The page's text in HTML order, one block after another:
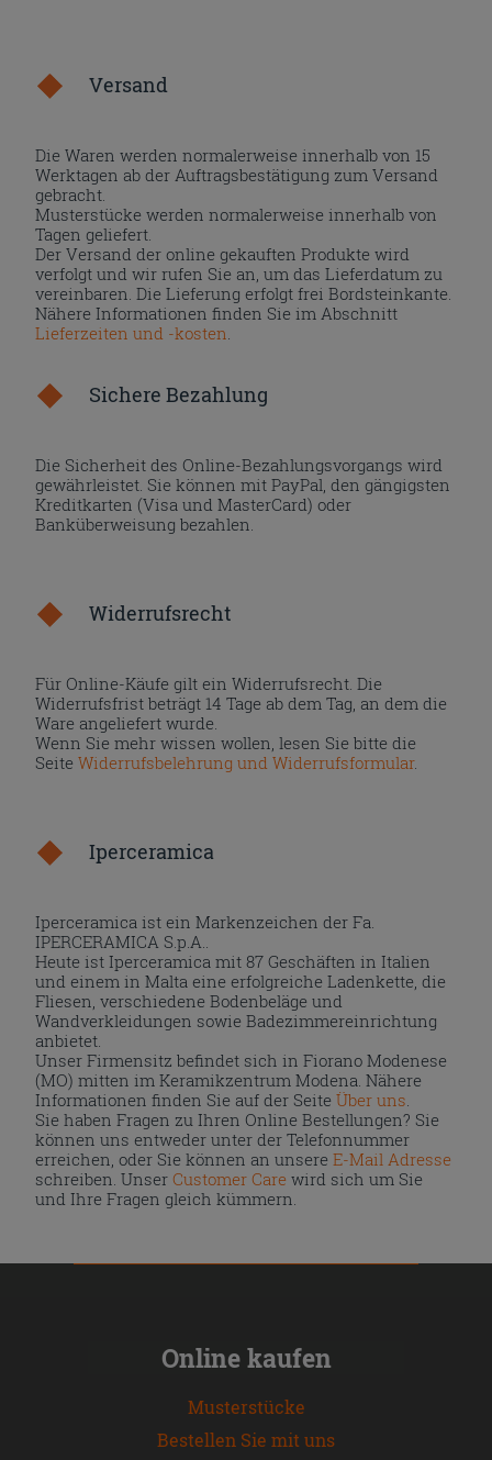
Versand
Die Waren werden normalerweise innerhalb von 15
Werktagen ab der Auftragsbestätigung zum Versand
gebracht.
Musterstücke werden normalerweise innerhalb von
Tagen geliefert.
Der Versand der online gekauften Produkte wird
verfolgt und wir rufen Sie an, um das Lieferdatum zu
vereinbaren. Die Lieferung erfolgt frei Bordsteinkante.
Nähere Informationen finden Sie im Abschnitt
Lieferzeiten und -kosten.
Sichere Bezahlung
Die Sicherheit des Online-Bezahlungsvorgangs wird
gewährleistet. Sie können mit PayPal, den gängigsten
Kreditkarten (Visa und MasterCard) oder
Banküberweisung bezahlen.
Widerrufsrecht
Für Online-Käufe gilt ein Widerrufsrecht. Die
Widerrufsfrist beträgt 14 Tage ab dem Tag, an dem die
Ware angeliefert wurde.
Wenn Sie mehr wissen wollen, lesen Sie bitte die
SeiteWiderrufsbelehrung und Widerrufsformular.
Iperceramica
Iperceramica ist ein Markenzeichen der Fa.
IPERCERAMICA S.p.A..
Heute ist Iperceramica mit 87 Geschäften in Italien
und einem in Malta eine erfolgreiche Ladenkette, die
Fliesen, verschiedene Bodenbeläge und
Wandverkleidungen sowie Badezimmereinrichtung
anbietet.
Unser Firmensitz befindet sich in Fiorano Modenese
(MO) mitten im Keramikzentrum Modena. Nähere
Informationen finden Sie auf der Seite Über uns.
Sie haben Fragen zu Ihren Online Bestellungen? Sie
können uns entweder unter der Telefonnummer
erreichen, oder Sie können an unsereE-Mail Adresse
schreiben. UnserCustomer Care wird sich um Sie
und Ihre Fragen gleich kümmern.
Online kaufen
Musterstücke
Bestellen Sie mit uns